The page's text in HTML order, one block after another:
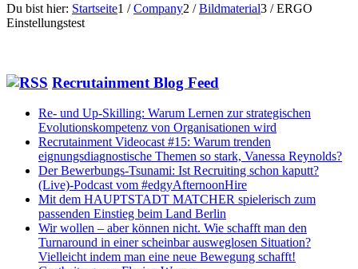
Du bist hier: Startseite1 / Company2 / Bildmaterial3 / ERGO
Einstellungstest
Recrutainment Blog Feed
Re- und Up-Skilling: Warum Lernen zur strategischen
Evolutionskompetenz von Organisationen wird
Recrutainment Videocast #15: Warum trenden
eignungsdiagnostische Themen so stark, Vanessa Reynolds?
Der Bewerbungs-Tsunami: Ist Recruiting schon kaputt?
(Live)-Podcast vom #edgyAfternoonHire
Mit dem HAUPTSTADT MATCHER spielerisch zum
passenden Einstieg beim Land Berlin
Wir wollen – aber können nicht. Wie schafft man den
Turnaround in einer scheinbar ausweglosen Situation?
Vielleicht indem man eine neue Bewegung schafft!